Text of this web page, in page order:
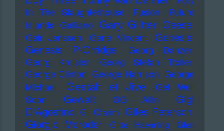
In The Slaughterhouse
Fusion
Future
Islands Galliano Gary Glitter Geese
Geir Jenssen Gene Vincent
Genesis
Genesis P-Orridge
Georg Danzer
Georg Kreisler
Georg Stefan Troller
George Clinton George Harrison George
Michael
Gestalt et Jive
Get Well
Soon
Gewalt GG Allin
Gigi
D'Agostino Gil Ofarim Giles Peterson
Giorgio Moroder
Gitte Haenning
Glen